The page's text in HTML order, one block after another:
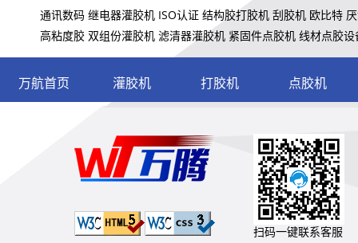
通讯数码 继电器灌胶机 ISO认证 结构胶打胶机 刮胶机 欧比特
高粘度胶 双组份灌胶机 滤清器灌胶机 紧固件点胶机 线材点胶设
万航首页 灌胶机 打胶机 点胶机
扫码一键联系客服